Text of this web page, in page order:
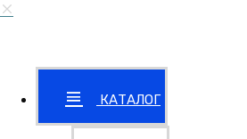
КАТАЛОГ